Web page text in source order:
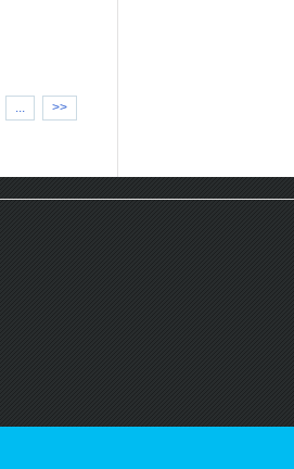
... >>